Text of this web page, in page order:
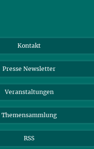
Kontakt
Presse Newsletter
Veranstaltungen
Themensammlung
RSS